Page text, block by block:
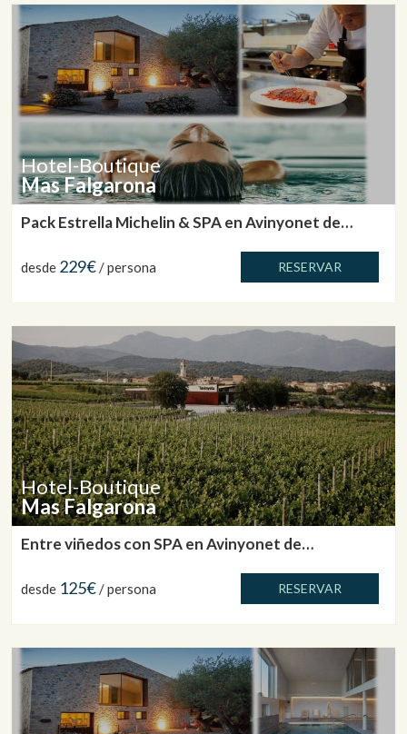
Hotel-Boutique
Mas Falgarona
Pack Estrella Michelin & SPA en Avinyonet de
desde 229€/ persona RESERVAR
Hotel-Boutique
Mas Falgarona
Entre viñedos con SPA en Avinyonet de
desde 125€/ persona RESERVAR